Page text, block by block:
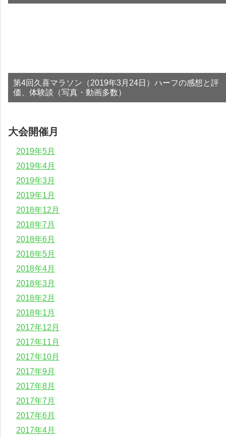
第4回久喜マラソン（2019年3月24日）ハーフの感想と評
価、体験談（写真・動画多数）
大会開催月
2019年5月
2019年4月
2019年3月
2019年1月
2018年12月
2018年7月
2018年6月
2018年5月
2018年4月
2018年3月
2018年2月
2018年1月
2017年12月
2017年11月
2017年10月
2017年9月
2017年8月
2017年7月
2017年6月
2017年4月